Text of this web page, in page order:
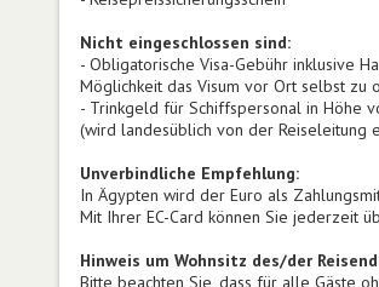
Nicht eingeschlossen sind:
- Obligatorische Visa-Gebühr inklusive
Möglichkeit das Visum vor Ort selbst zu
- Trinkgeld für Schiffspersonal in Höhe
(wird landesüblich von der Reiseleitung
Unverbindliche Empfehlung:
In Ägypten wird der Euro als
Mit Ihrer EC-Card können Sie jederzeit
Hinweis um Wohnsitz des/der
Bitte beachten Sie, dass für alle Gäste